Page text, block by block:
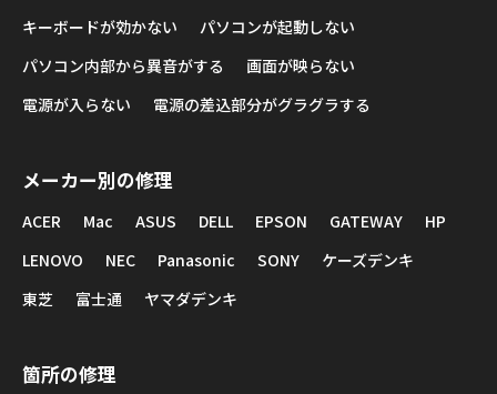
キーボードが効かない
パソコンが起動しない
パソコン内部から異音がする
画面が映らない
電源が入らない
電源の差込部分がグラグラする
メーカー別の修理
ACER Mac ASUS DELL EPSON GATEWAY
HP
LENOVO
NEC Panasonic SONY
ケーズデンキ
東芝
富士通 ヤマダデンキ
箇所の修理